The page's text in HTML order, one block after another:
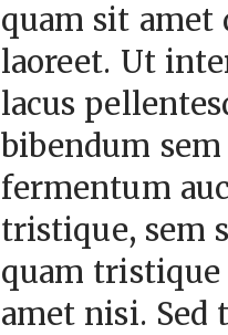
quam sit amet
laoreet. Ut
lacus
bibendum
fermentum
tristique, sem
quam
amet nisi.